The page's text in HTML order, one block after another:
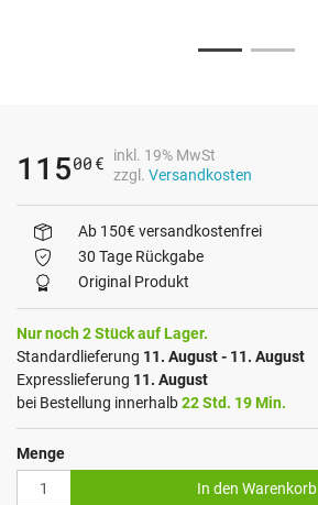
11500 €
inkl. 19% MwSt
zzgl. Versandkosten
Ab 150€ versandkostenfrei
30 Tage Rückgabe
Original Produkt
Nur noch 2 Stück auf Lager.
Standardlieferung 11. August - 11. August
Expresslieferung 11. August
bei Bestellung innerhalb22 Std. 19 Min.
Menge
In den Warenkorb